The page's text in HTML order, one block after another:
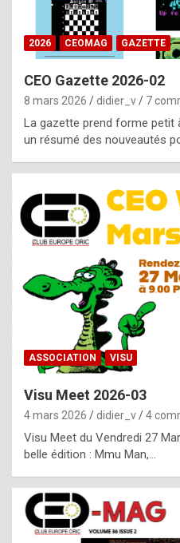
2026 CEOMAG GAZETTE
CEO Gazette 2026-02
8 mars 2026 didier_v 7
La gazette prend forme petit
un résumé des nouveautés
ASSOCIATION VISU
Visu Meet 2026-03
4 mars 2026 didier_v 4
Visu Meet du Vendredi 27
belle édition : Mmu Man,…